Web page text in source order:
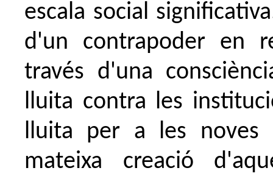
escala social
d'un contrapoder en
través d'una
lluita contra les
lluita per a les noves
mateixa creació